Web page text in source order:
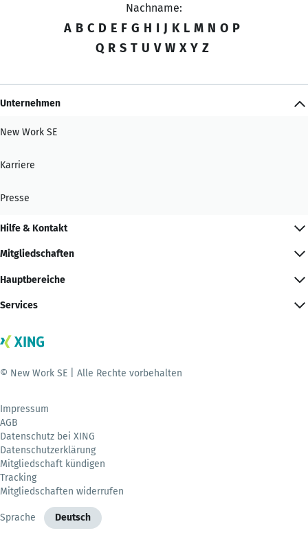
Nachname:
A B C D E F G H I J K L M N O P
Q R S T U V W X Y Z
Unternehmen
New Work SE
Karriere
Presse
Hilfe & Kontakt
Mitgliedschaften
Hauptbereiche
Services
© New Work SE | Alle Rechte vorbehalten
Impressum
AGB
Datenschutz bei XING
Datenschutzerklärung
Mitgliedschaft kündigen
Tracking
Mitgliedschaften widerrufen
Sprache Deutsch